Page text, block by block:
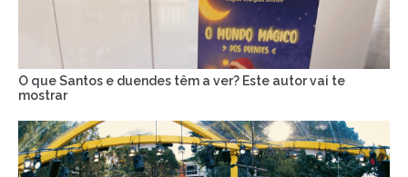
O que Santos e duendes têm a ver? Este autor vai te
mostrar